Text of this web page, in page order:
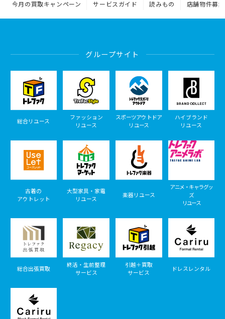
今月の買取キャンペーン サービスガイド 読みもの 店舗物件募集
グループサイト
総合リユース
ファッション
リユース
スポーツアウトドア
リユース
ハイブランド
リユース
古着の
アウトレット
大型家具・家電
リユース
楽器リユース
アニメ・キャラグッ
ズ
リユース
総合出張買取
終活・生前整理
サービス
引越＋買取
サービス
ドレスレンタル